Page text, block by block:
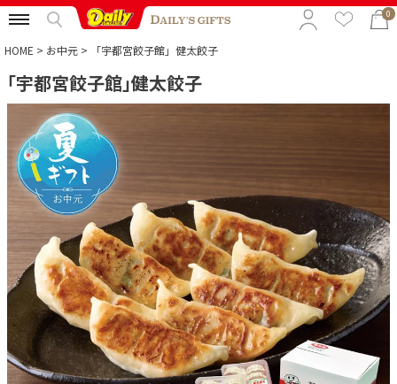
0
特集から選ぶ
予算から選ぶ
カテゴリから選ぶ
贈る相手から選ぶ
HOME お中元 「宇都宮餃子館」健太餃子
「宇都宮餃子館」健太餃子